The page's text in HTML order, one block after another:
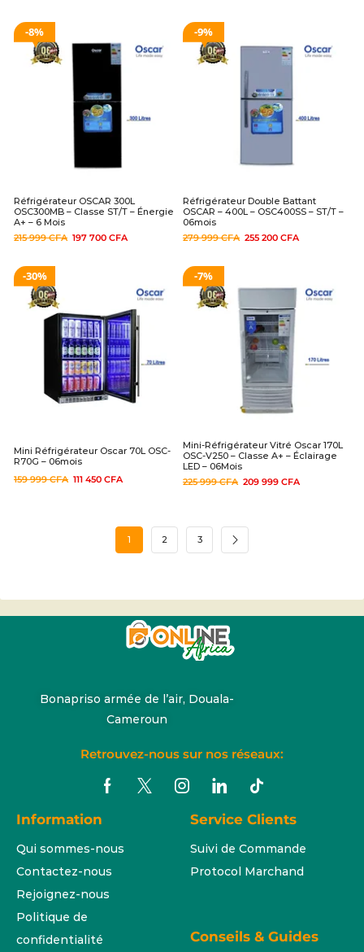
8%
Réfrigérateur OSCAR 300L
OSC300MB – Classe ST/T – Énergie
A+ – 6 Mois
215 999CFA 197 700 CFA
9%
Réfrigérateur Double Battant
OSCAR – 400L – OSC400SS – ST/T –
06mois
279 999CFA 255 200 CFA
30%
Mini Réfrigérateur Oscar 70L OSC-
R70G – 06mois
159 999CFA 111 450 CFA
7%
Mini-Réfrigérateur Vitré Oscar 170L
OSC-V250 – Classe A+ – Éclairage
LED – 06Mois
225 999CFA 209 999 CFA
1 2 3
Bonapriso armée de l’air, Douala-
Cameroun
Retrouvez-nous sur nos réseaux:
Information
Qui sommes-nous
Contactez-nous
Rejoignez-nous
Politique de
confidentialité
Service Clients
Suivi de Commande
Protocol Marchand
Conseils & Guides